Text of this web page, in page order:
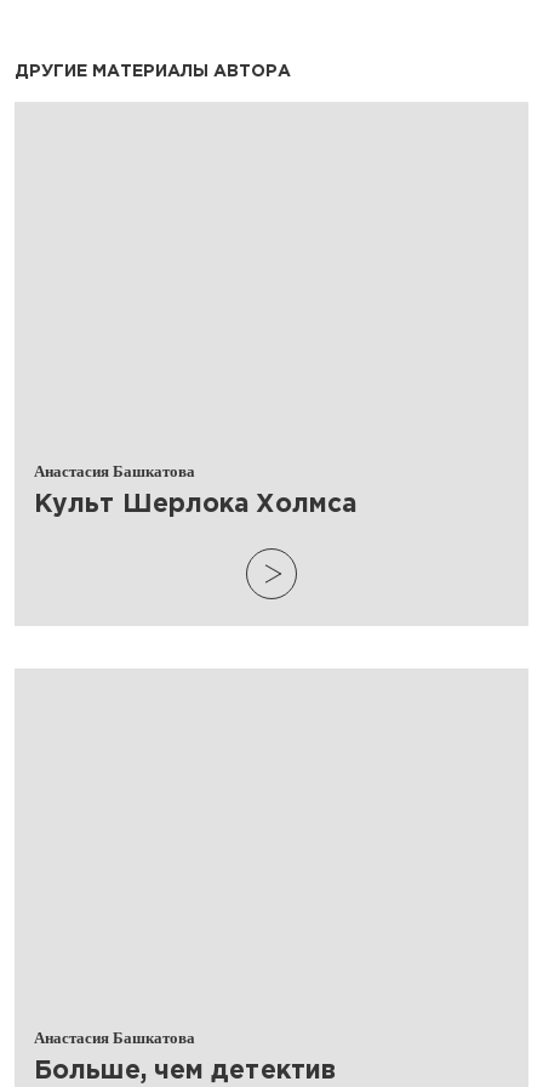
ДРУГИЕ МАТЕРИАЛЫ АВТОРА
Анастасия Башкатова
Культ Шерлока Холмса
Анастасия Башкатова
Больше, чем детектив